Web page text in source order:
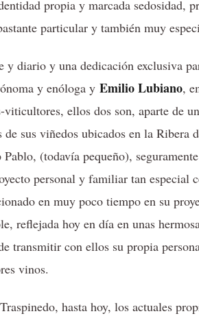
propia y marcada sedosidad,
particular y también muy
y diario y una dedicación exclusiva
y enóloga y Emilio Lubiano,
ellos dos son, aparte de
sus viñedos ubicados en la Ribera
(todavía pequeño),
personal y familiar tan especial
en muy poco tiempo en su
reflejada hoy en día en unas
transmitir con ellos su propia
vinos.
hasta hoy, los actuales